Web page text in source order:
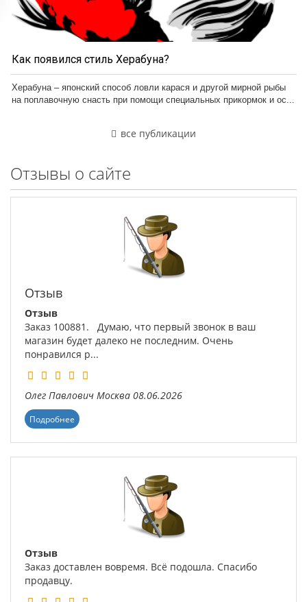
Как появился стиль Херабуна?
Херабуна – японский способ ловли карася и другой мирной рыбы
на поплавочную снасть при помощи специальных прикормок и ос...
все публикации
Отзывы о сайте
Отзыв
Отзыв
Заказ 100881. Думаю, что первый звонок в ваш
магазин будет далеко не последним. Очень
понравился р...
Олег Павлович Москва 08.06.2026
Подробнее
Отзыв
Заказ доставлен вовремя. Всё подошла. Спасибо
продавцу.